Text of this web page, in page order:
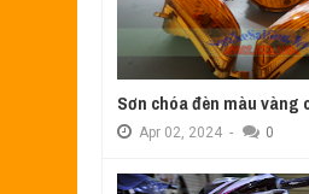
Sơn chóa đèn màu vàng
Apr 02, 2024 - 0